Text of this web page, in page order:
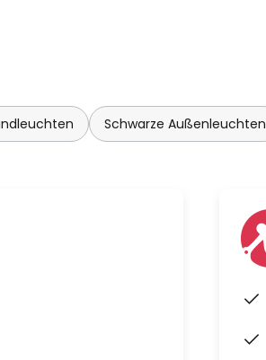
Schwarze Außenleuchten